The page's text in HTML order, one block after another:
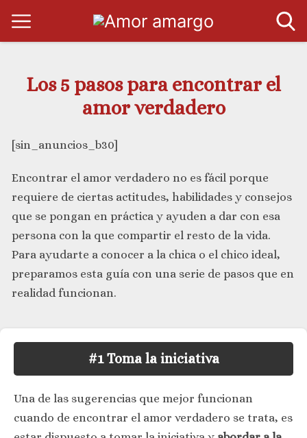
Los 5 pasos para encontrar el
amor verdadero
[sin_anuncios_b30]
Encontrar el amor verdadero no es fácil porque
requiere de ciertas actitudes, habilidades y consejos
que se pongan en práctica y ayuden a dar con esa
persona con la que compartir el resto de la vida.
Para ayudarte a conocer a la chica o el chico ideal,
preparamos esta guía con una serie de pasos que en
realidad funcionan.
#1 Toma la iniciativa
Una de las sugerencias que mejor funcionan
cuando de encontrar el amor verdadero se trata, es